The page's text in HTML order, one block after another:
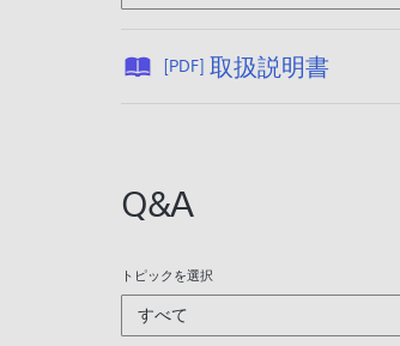
[PDF] 取扱説明書公
/
0
Q&A
トピックを選択
すべて